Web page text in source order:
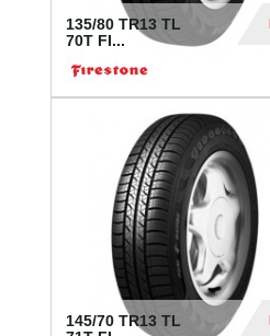
135/80 TR13 TL
70T FI...
145/70 TR13 TL